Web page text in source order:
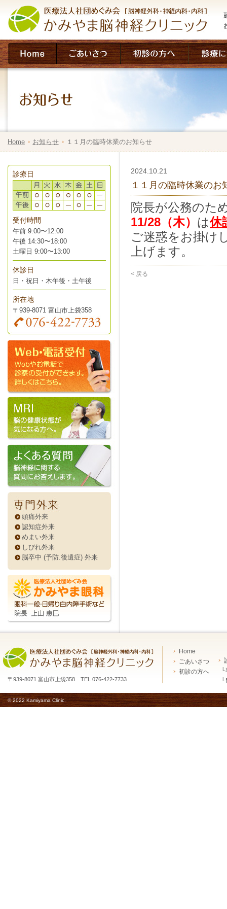
Home お知らせ １１月の臨時休業のお知らせ
診療日
受付時間
午前 9:00〜12:00
午後 14:30〜18:00
土曜日 9:00〜13:00
休診日
日・祝日・木午後・土午後
所在地
〒939-8071 富山市上袋358
頭痛外来
認知症外来
めまい外来
しびれ外来
脳卒中 (予防.後遺症) 外来
2024.10.21
１１月の臨時休業のお
院長が公務のた
11/28（木） は休
ご迷惑をお掛け
上げます。
< 戻る
〒939-8071 富山市上袋358 TEL 076-422-7733
Home
ごあいさつ
初診の方へ
└
© 2022 Kamiyama Clinic.